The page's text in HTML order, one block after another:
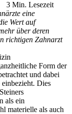
3 Min. Lesezeit
eine
Wert auf
über deren
richtigen Zahnarzt
Form der
und dabei
Dies
als ein
materielle als auch